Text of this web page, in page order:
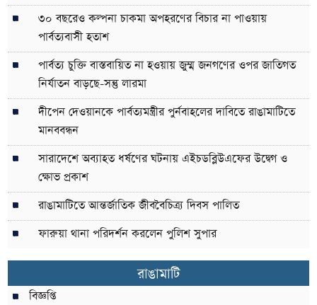
৩০ বছরেও কল্পনা চাকমা অপহরণের বিচার না পাওয়ায়
পার্বত্যবাসী হতাশ
পার্বত্য চুক্তি বাস্তবায়িত না হওয়ায় জুম্ম জনগণের ওপর জাতিগত
নির্যাতন বাড়ছে-সন্তু লারমা
দীপেন দেওয়ানকে পার্বত্যমন্ত্রীর পুর্নবাহলের দাবিতে রাঙামাটিতে
মানববন্ধন
সারাদেশে অব্যাহত ধর্ষণের ঘটনায় এইচডব্লিউএফের উদ্বেগ ও
ক্ষোভ প্রকাশ
রাঙামাটিতে আন্তর্জাতিক জীববৈচিত্র্য দিবস পালিত
ফারুয়া থানা পরিদর্শন করলেন পুলিশ সুপার
রাঙামাটি
বিজ্ঞপ্তি